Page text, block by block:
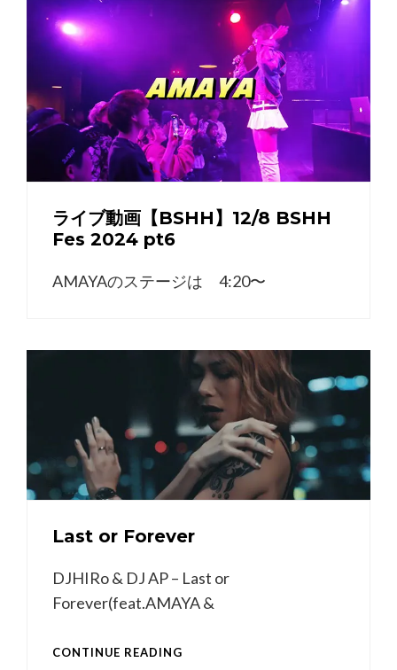
ライブ動画【BSHH】12/8 BSHH
Fes 2024 pt6
AMAYAのステージは 4:20〜
Last or Forever
DJHIRo & DJ AP – Last or
Forever(feat.AMAYA &
CONTINUE READINGLAST